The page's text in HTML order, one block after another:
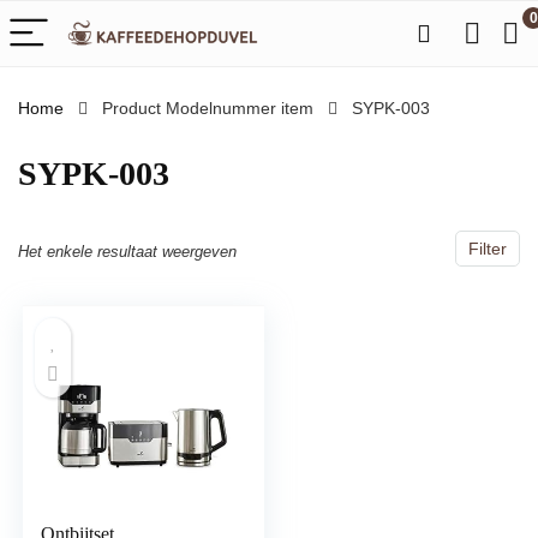
0
Home Product Modelnummer item ‎SYPK-003
‎SYPK-003
Filter
Het enkele resultaat weergeven
Ontbijtset